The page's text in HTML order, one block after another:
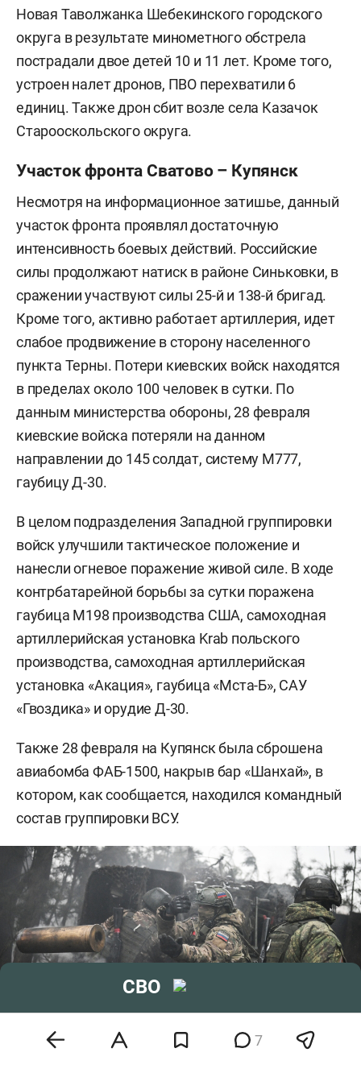
Новая Таволжанка Шебекинского городского
округа в результате минометного обстрела
пострадали двое детей 10 и 11 лет. Кроме того,
устроен налет дронов, ПВО перехватили 6
единиц. Также дрон сбит возле села Казачок
Старооскольского округа.
Участок фронта Сватово – Купянск
Несмотря на информационное затишье, данный
участок фронта проявлял достаточную
интенсивность боевых действий. Российские
силы продолжают натиск в районе Синьковки, в
сражении участвуют силы 25-й и 138-й бригад.
Кроме того, активно работает артиллерия, идет
слабое продвижение в сторону населенного
пункта Терны. Потери киевских войск находятся
в пределах около 100 человек в сутки. По
данным министерства обороны, 28 февраля
киевские войска потеряли на данном
направлении до 145 солдат, систему М777,
гаубицу Д-30.
В целом подразделения Западной группировки
войск улучшили тактическое положение и
нанесли огневое поражение живой силе. В ходе
контрбатарейной борьбы за сутки поражена
гаубица М198 производства США, самоходная
артиллерийская установка Krab польского
производства, самоходная артиллерийская
установка «Акация», гаубица «Мста-Б», САУ
«Гвоздика» и орудие Д-30.
Также 28 февраля на Купянск была сброшена
авиабомба ФАБ-1500, накрыв бар «Шанхай», в
котором, как сообщается, находился командный
состав группировки ВСУ.
7
СВО